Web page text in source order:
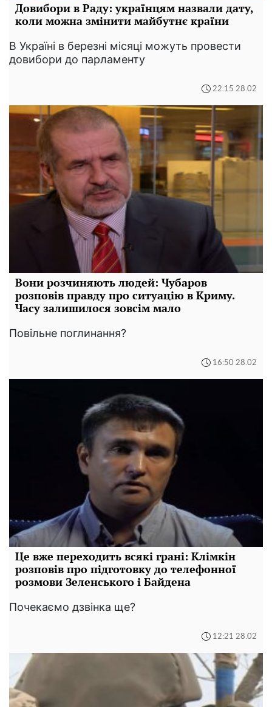
Довибори в Раду: українцям назвали дату,
коли можна змінити майбутнє країни
В Україні в березні місяці можуть провести
довибори до парламенту
22:15 28.02
Вони розчиняють людей: Чубаров
розповів правду про ситуацію в Криму.
Часу залишилося зовсім мало
Повільне поглинання?
16:50 28.02
Це вже переходить всякі грані: Клімкін
розповів про підготовку до телефонної
розмови Зеленського і Байдена
Почекаємо дзвінка ще?
12:21 28.02